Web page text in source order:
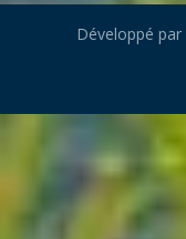
Développé par